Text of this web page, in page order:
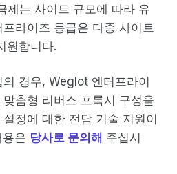
제는 사이트 규모에 따라 유
라이즈 등급은 다중 사이트
원합니다.
경우, Weglot 엔터프라이
춤형 리버스 프록시 구성을
정에 대한 전담 기술 지원이
은 당사로 문의해 주십시